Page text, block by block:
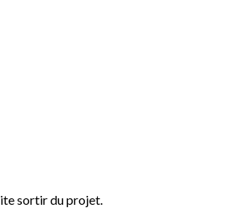
sortir du projet.